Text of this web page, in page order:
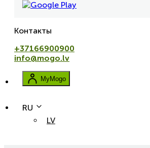
Контакты
+37166900900
info@mogo.lv
MyMogo
RU
LV
Покупка автомобиля зимой: плюсы и